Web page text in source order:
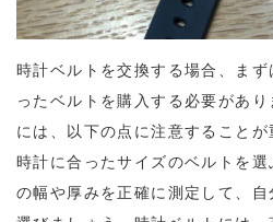
時計ベルトを交換する場合、ま
ったベルトを購入する必要があり
には、以下の点に注意すること
時計に合ったサイズのベルトを
の幅や厚みを正確に測定して、